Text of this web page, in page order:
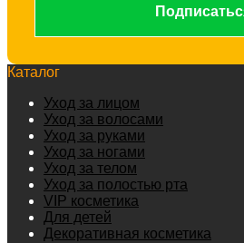
Каталог
Уход за лицом
Уход за волосами
Уход за руками
Уход за ногами
Уход за телом
Уход за полостью рта
VIP косметика
Для детей
Декоративная косметика